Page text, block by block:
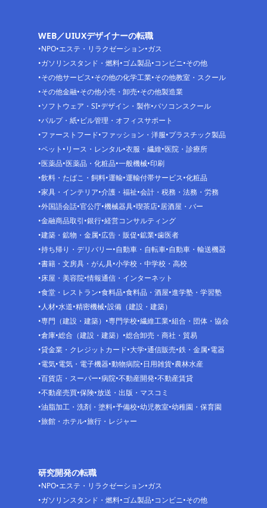
WEB／UIUXデザイナーの転職
NPO エステ・リラクゼーション ガス
ガソリンスタンド・燃料 ゴム製品 コンビニ その他
その他サービス その他の化学工業 その他教室・スクール
その他金融 その他小売・卸売 その他製造業
ソフトウェア・SI デザイン・製作 パソコンスクール
パルプ・紙 ビル管理・オフィスサポート
ファーストフード ファッション・洋服 プラスチック製品
ペット リース・レンタル 衣服・繊維 医院・診療所
医薬品 医薬品・化粧品 一般機械 印刷
飲料・たばこ・飼料 運輸 運輸付帯サービス 化粧品
家具・インテリア 介護・福祉 会計・税務・法務・労務
外国語会話 官公庁 機械器具 喫茶店 居酒屋・バー
金融商品取引 銀行 経営コンサルティング
建築・鉱物・金属 広告・販促 鉱業 歯医者
持ち帰り・デリバリー 自動車・自転車 自動車・輸送機器
書籍・文房具・がん具 小学校・中学校・高校
床屋・美容院 情報通信・インターネット
食堂・レストラン 食料品 食料品・酒屋 進学塾・学習塾
人材 水道 精密機械 設備（建設・建築）
専門（建設・建築）
専門学校 繊維工業 組合・団体・協会
倉庫 総合（建設・建築）
総合卸売・商社・貿易
貸金業・クレジットカード 大学 通信販売 鉄・金属 電器
電気 電気・電子機器 動物病院 日用雑貨 農林水産
百貨店・スーパー 病院 不動産開発 不動産賃貸
不動産売買 保険 放送・出版・マスコミ
油脂加工・洗剤・塗料 予備校 幼児教室 幼稚園・保育園
旅館・ホテル 旅行・レジャー
研究開発の転職
NPO エステ・リラクゼーション ガス
ガソリンスタンド・燃料 ゴム製品 コンビニ その他